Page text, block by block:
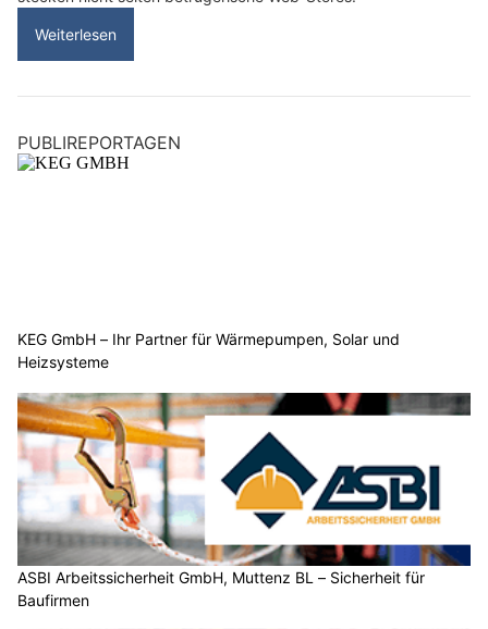
Weiterlesen
PUBLIREPORTAGEN
KEG GmbH – Ihr Partner für Wärmepumpen, Solar und
Heizsysteme
ASBI Arbeitssicherheit GmbH, Muttenz BL – Sicherheit für
Baufirmen